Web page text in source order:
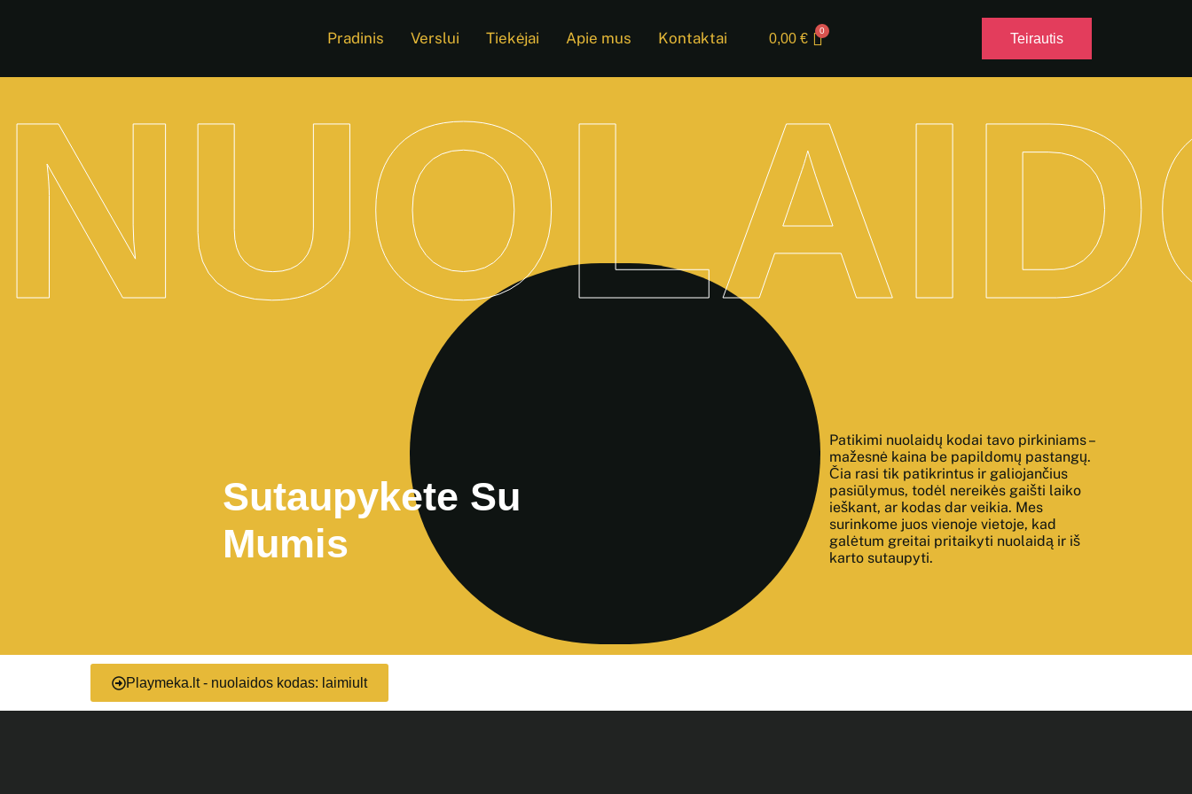
Pradinis Verslui Tiekėjai Apie mus Kontaktai 0,00 € Teirautis
Sutaupykete Su
Mumis
Patikimi nuolaidų kodai tavo pirkiniams –
mažesnė kaina be papildomų pastangų.
Čia rasi tik patikrintus ir galiojančius
pasiūlymus, todėl nereikės gaišti laiko
ieškant, ar kodas dar veikia. Mes
surinkome juos vienoje vietoje, kad
galėtum greitai pritaikyti nuolaidą ir iš
karto sutaupyti.
Playmeka.lt - nuolaidos kodas: laimiult